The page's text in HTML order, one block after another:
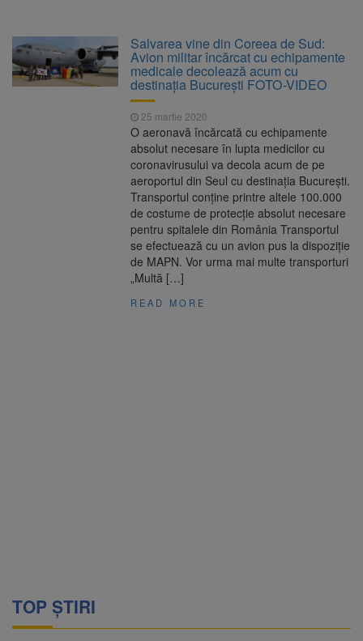
Salvarea vine din Coreea de Sud:
Avion militar încărcat cu echipamente
medicale decolează acum cu
destinația București FOTO-VIDEO
25 martie 2020
O aeronavă încărcată cu echipamente
absolut necesare în lupta medicilor cu
coronavirusului va decola acum de pe
aeroportul din Seul cu destinația București.
Transportul conține printre altele 100.000
de costume de protecție absolut necesare
pentru spitalele din România Transportul
se efectuează cu un avion pus la dispoziție
de MAPN. Vor urma mai multe transporturi
„Multă […]
READ MORE
TOP ȘTIRI